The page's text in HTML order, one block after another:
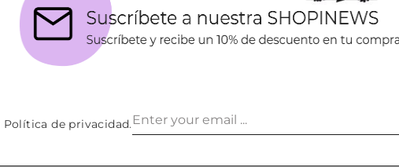
Política de privacidad.